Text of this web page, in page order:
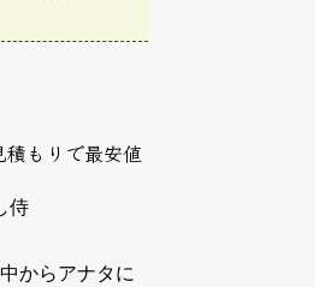
もりで最安値
侍
からアナタに